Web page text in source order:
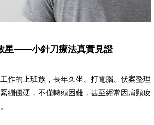
星——小針刀療法真實見證
作的上班族，長年久坐、打電腦、伏案整理
繃僵硬，不僅轉頭困難，甚至經常因肩頸痠